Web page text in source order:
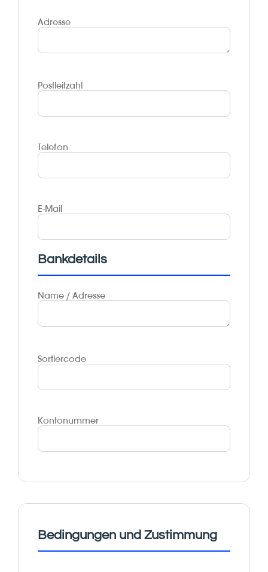
Adresse
Postleitzahl
Telefon
E-Mail
Bankdetails
Name / Adresse
Sortiercode
Kontonummer
Bedingungen und Zustimmung